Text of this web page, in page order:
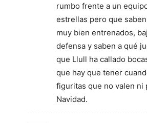
rumbo frente a un
estrellas pero que
muy bien entrenados,
defensa y saben a qué
que Llull ha callado
que hay que tener
figuritas que no valen ni
Navidad.